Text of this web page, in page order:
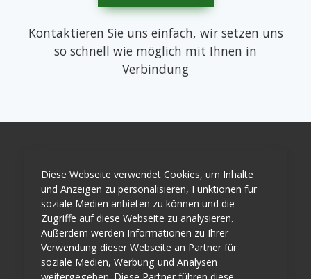
Diese Webseite verwendet Cookies, um Inhalte
und Anzeigen zu personalisieren, Funktionen für
soziale Medien anbieten zu können und die
Zugriffe auf diese Webseite zu analysieren.
Außerdem werden Informationen zu Ihrer
Verwendung dieser Webseite an Partner für
soziale Medien, Werbung und Analysen
Kontaktieren Sie uns einfach, wir setzen uns
so schnell wie möglich mit Ihnen in
Verbindung
Lühr GmbH
Am Mühlenteich 10, 29559 Wrestedt
(+49) 5802 / 25 69 7 0
info@luehr-technik.de